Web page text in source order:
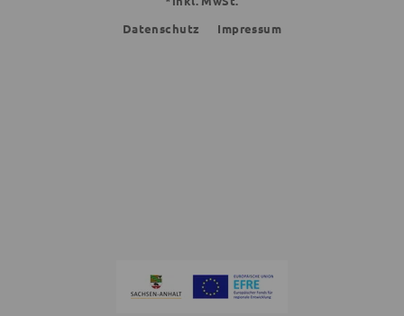
Datenschutz
Impressum